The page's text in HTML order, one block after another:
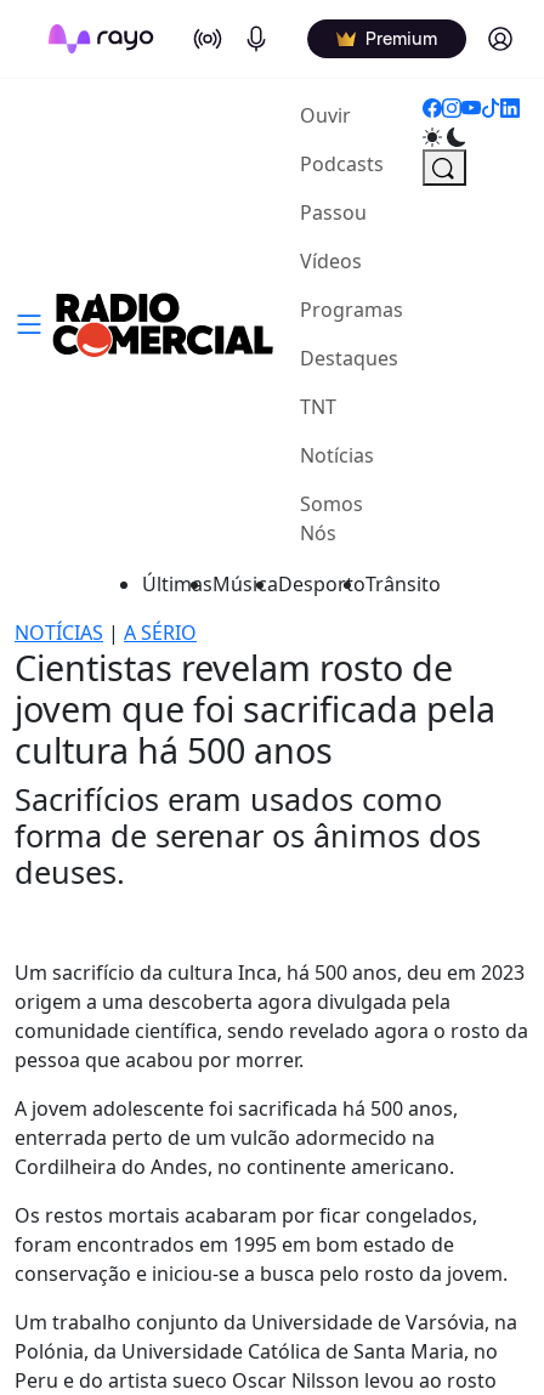
On Air Podcasts Premium Log in
Ouvir(current)
Podcasts
Passou
Vídeos
Programas
Destaques
TNT
Notícias
Somos
Nós
ÚltimasMúsicaDesportoTrânsito
NOTÍCIAS | A SÉRIO
Cientistas revelam rosto de
jovem que foi sacrificada pela
cultura há 500 anos
Sacrifícios eram usados como
forma de serenar os ânimos dos
deuses.
Um sacrifício da cultura Inca, há 500 anos, deu em 2023
origem a uma descoberta agora divulgada pela
comunidade científica, sendo revelado agora o rosto da
pessoa que acabou por morrer.
A jovem adolescente foi sacrificada há 500 anos,
enterrada perto de um vulcão adormecido na
Cordilheira do Andes, no continente americano.
Os restos mortais acabaram por ficar congelados,
foram encontrados em 1995 em bom estado de
conservação e iniciou-se a busca pelo rosto da jovem.
Um trabalho conjunto da Universidade de Varsóvia, na
Polónia, da Universidade Católica de Santa Maria, no
Peru e do artista sueco Oscar Nilsson levou ao rosto